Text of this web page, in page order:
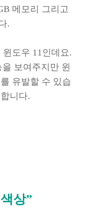
메모리 그리고
.
도우 11인데요.
보여주지만 윈
유발할 수 있습
니다.
상”